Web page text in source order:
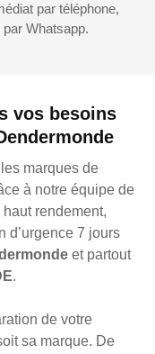
vos besoins
marques de
à notre équipe de
rendement,
d’urgence 7 jours
et partout
.
de votre
sa marque. De
par téléphone,
Whatsapp.